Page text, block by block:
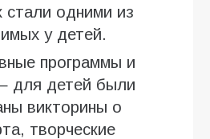
стали одними из
у детей.
программы и
для детей были
викторины о
творческие